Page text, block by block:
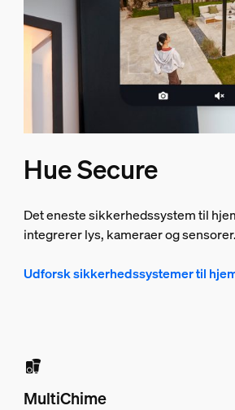
Hue Secure
Det eneste sikkerhedssystem til
integrerer lys, kameraer og sensorer.
Udforsk sikkerhedssystemer til
MultiChime